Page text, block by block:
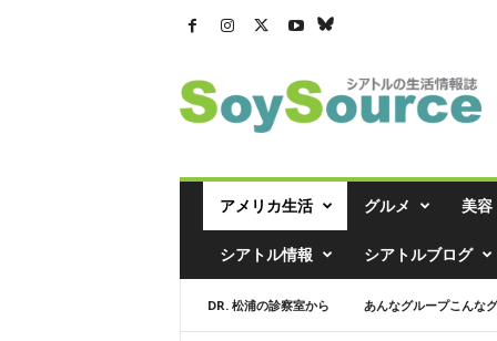
ト
ル
イ
アメリカ生活 グルメ 美容
シアトル情報 シアトルブログ
DR. 松浦の診察室から あんなグループこんな